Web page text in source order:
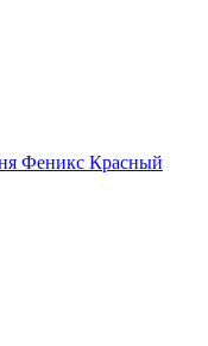
Феникс Красный